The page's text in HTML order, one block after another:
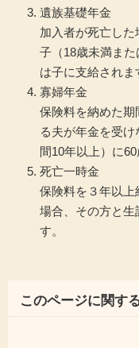
遺族基礎年金
加入者が死亡し
子（18歳未満ま
は子に支給されま
寡婦年金
保険料を納めた期
る夫が年金を受
間10年以上）に
死亡一時金
保険料を３年以上
場合、その方と生
す。
このページに関す